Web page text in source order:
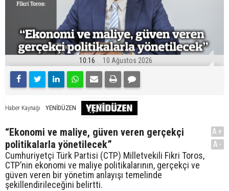
10:16 10 Ağustos 2026
Haber Kaynağı YENİDÜZEN
“Ekonomi ve maliye, güven veren gerçekçi
politikalarla yönetilecek”
Cumhuriyetçi Türk Partisi (CTP) Milletvekili Fikri Toros,
CTP’nin ekonomi ve maliye politikalarının, gerçekçi ve
güven veren bir yönetim anlayışı temelinde
şekillendirileceğini belirtti.
A+
A-